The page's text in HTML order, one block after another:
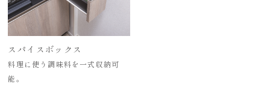
スパイスボックス
料理に使う調味料を一式収納可
能。